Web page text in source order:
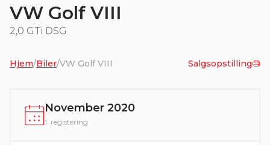
VW Golf VIII
2,0 GTi DSG
Hjem/Biler/VW Golf VIII Salgsopstilling
November 2020
1. registering